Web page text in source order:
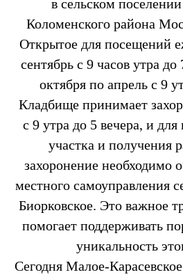
в сельском
Коломенского района
Открытое для посещений
сентябрь с 9 часов утра до
октября по апрель с 9
Кладбище принимает
с 9 утра до 5 вечера, и
участка и получения
захоронение необходимо
местного самоуправления
Биорковское. Это важное
помогает поддерживать
уникальность
Сегодня Малое-